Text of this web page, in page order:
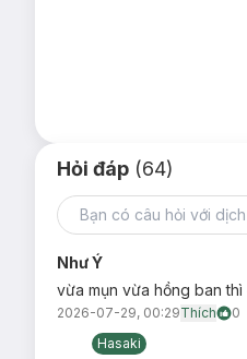
Công nghệ điều trị
Hỏi đáp (64)
Như Ý
vừa mụn vừa hồng ban
2026-07-29, 00:29Thích
0
Hasaki